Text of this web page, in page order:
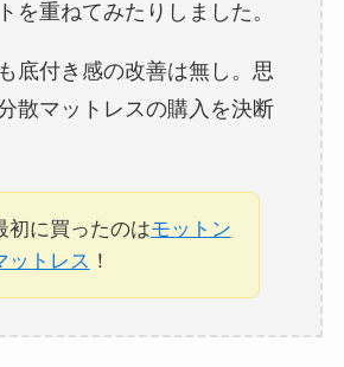
を重ねてみたりしました。
底付き感の改善は無し。思
散マットレスの購入を決断
初に買ったのはモットン
ットレス ！